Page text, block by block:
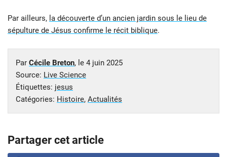
Par ailleurs, la découverte d’un ancien jardin sous le lieu de
sépulture de Jésus confirme le récit biblique.
Par Cécile Breton, le 4 juin 2025
Source: Live Science
Étiquettes: jesus
Catégories: Histoire, Actualités
Partager cet article